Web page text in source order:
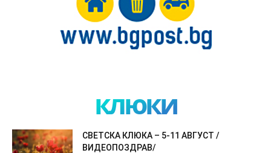
клюки
СВЕТСКА КЛЮКА – 5-11 АВГУСТ /
ВИДЕОПОЗДРАВ/